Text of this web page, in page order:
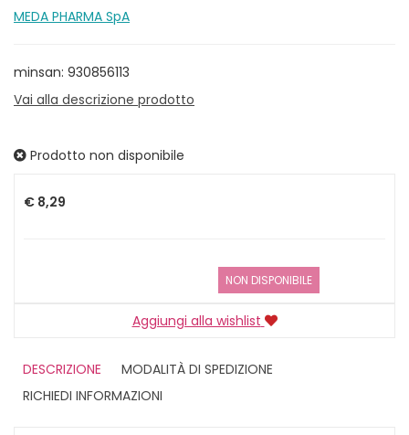
MEDA PHARMA SpA
minsan: 930856113
Vai alla descrizione prodotto
Prodotto non disponibile
€ 8,29
NON DISPONIBILE
Aggiungi alla wishlist
DESCRIZIONE
MODALITÀ DI SPEDIZIONE
RICHIEDI INFORMAZIONI